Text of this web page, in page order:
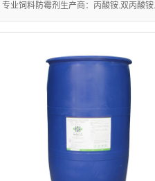
广
广
产品中心
专业饲料防霉剂生产商：丙酸铵.双丙酸